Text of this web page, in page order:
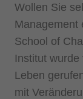
Wollen Sie
Management
School of
Institut
Leben
mit